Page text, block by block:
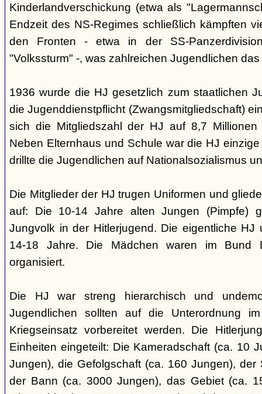
Kinderlandverschickung (etwa als
Endzeit des NS-Regimes schließlich kämpften
den Fronten - etwa in der SS-
"Volkssturm" -, was zahlreichen Jugendlichen
1936 wurde die HJ gesetzlich zum staatlichen
die Jugenddienstpflicht (Zwangsmitgliedschaft)
sich die Mitgliedszahl der HJ auf 8,7 Millionen
Neben Elternhaus und Schule war die HJ
drillte die Jugendlichen auf Nationalsozialismus
Die Mitglieder der HJ trugen Uniformen und
auf: Die 10-14 Jahre alten Jungen (Pimpfe)
Jungvolk in der Hitlerjugend. Die eigentliche HJ
14-18 Jahre. Die Mädchen waren im Bund
organisiert.
Die HJ war streng hierarchisch und
Jugendlichen sollten auf die Unterordnung
Kriegseinsatz vorbereitet werden. Die
Einheiten eingeteilt: Die Kameradschaft (ca. 10
Jungen), die Gefolgschaft (ca. 160 Jungen), der
der Bann (ca. 3000 Jungen), das Gebiet (ca.